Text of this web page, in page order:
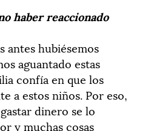
haber reaccionado
antes hubiésemos
aguantado estas
confía en que los
a estos niños. Por eso,
dinero se lo
y muchas cosas